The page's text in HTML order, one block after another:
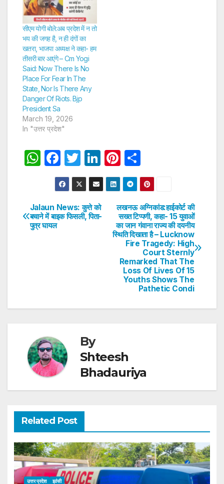
सीएम योगी बोले:अब प्रदेश में न तो
भय की जगह है, न ही दंगों का
खतरा, भाजपा अध्यक्ष ने कहा- हम
तीसरी बार आएंगे – Cm Yogi
Said: Now There Is No
Place For Fear In The
State, Nor Is There Any
Danger Of Riots. Bjp
President Sa
March 19, 2026
In "उत्तर प्रदेश"
W
s
A
F
a
c
e
b
T
w
itt
er
Li
n
k
e
dI
Pi
nt
er
e
st
h
ar
e
Post
navigation
लखनऊ अग्निकांड:हाईकोर्ट की
सख्त टिप्पणी, कहा- 15 युवाओं
का जान गंवाना राज्य की दयनीय
स्थिति दिखाता है – Lucknow
Fire Tragedy: High
Court Sternly
Remarked That The
Loss Of Lives Of 15
Youths Shows The
Pathetic Condi
Jalaun News: कुत्ते को
बचाने में बाइक फिसली, पिता-
पुत्र घायल
By
Shteesh
Bhadauriya
Related Post
उत्तर प्रदेश झांसी